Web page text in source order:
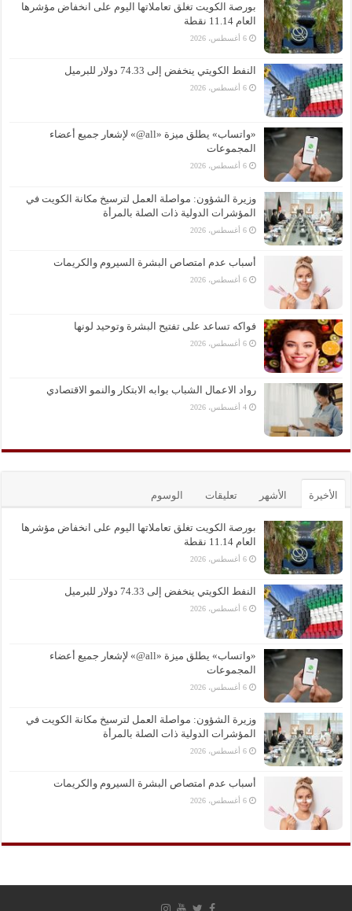
بورصة الكويت تغلق تعاملاتها اليوم على انخفاض مؤشرها
العام 11.14 نقطة
6 أغسطس، 2026
النفط الكويتي ينخفض إلى 74.33 دولار للبرميل
6 أغسطس، 2026
«واتساب» يطلق ميزة «all@» لإشعار جميع أعضاء
المجموعات
6 أغسطس، 2026
وزيرة الشؤون: مواصلة العمل لترسيخ مكانة الكويت في
المؤشرات الدولية ذات الصلة بالمرأة
6 أغسطس، 2026
أسباب عدم امتصاص البشرة السيروم والكريمات
6 أغسطس، 2026
فواكه تساعد على تفتيح البشرة وتوحيد لونها
6 أغسطس، 2026
رواد الاعمال الشباب بوابه الابتكار والنمو الاقتصادي
4 أغسطس، 2026
الأخيرة الأشهر تعليقات الوسوم
بورصة الكويت تغلق تعاملاتها اليوم على انخفاض مؤشرها
العام 11.14 نقطة
6 أغسطس، 2026
النفط الكويتي ينخفض إلى 74.33 دولار للبرميل
6 أغسطس، 2026
«واتساب» يطلق ميزة «all@» لإشعار جميع أعضاء
المجموعات
6 أغسطس، 2026
وزيرة الشؤون: مواصلة العمل لترسيخ مكانة الكويت في
المؤشرات الدولية ذات الصلة بالمرأة
6 أغسطس، 2026
أسباب عدم امتصاص البشرة السيروم والكريمات
6 أغسطس، 2026